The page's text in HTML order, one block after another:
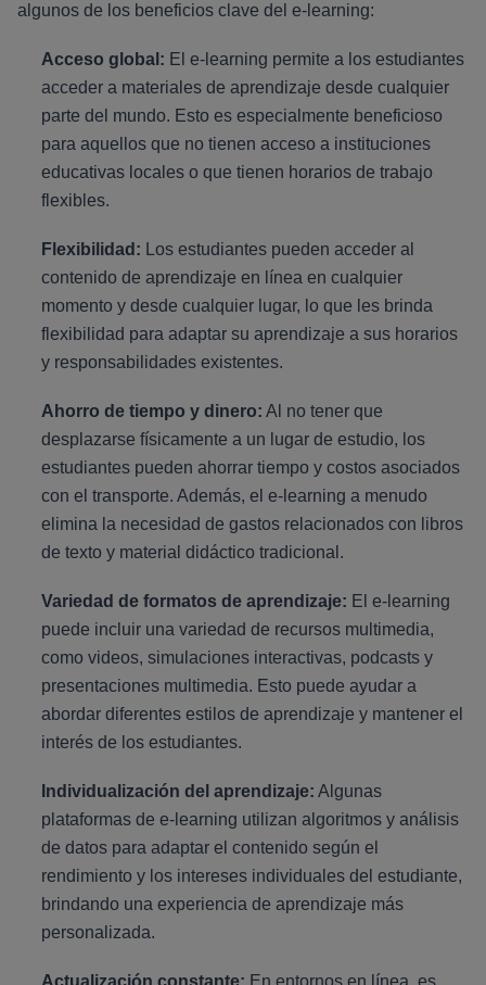
algunos de los beneficios clave del e-learning:
Acceso global: El e-learning permite a los estudiantes
acceder a materiales de aprendizaje desde cualquier
parte del mundo. Esto es especialmente beneficioso
para aquellos que no tienen acceso a instituciones
educativas locales o que tienen horarios de trabajo
flexibles.
Flexibilidad: Los estudiantes pueden acceder al
contenido de aprendizaje en línea en cualquier
momento y desde cualquier lugar, lo que les brinda
flexibilidad para adaptar su aprendizaje a sus horarios
y responsabilidades existentes.
Ahorro de tiempo y dinero: Al no tener que
desplazarse físicamente a un lugar de estudio, los
estudiantes pueden ahorrar tiempo y costos asociados
con el transporte. Además, el e-learning a menudo
elimina la necesidad de gastos relacionados con libros
de texto y material didáctico tradicional.
Variedad de formatos de aprendizaje: El e-learning
puede incluir una variedad de recursos multimedia,
como videos, simulaciones interactivas, podcasts y
presentaciones multimedia. Esto puede ayudar a
abordar diferentes estilos de aprendizaje y mantener el
interés de los estudiantes.
Individualización del aprendizaje: Algunas
plataformas de e-learning utilizan algoritmos y análisis
de datos para adaptar el contenido según el
rendimiento y los intereses individuales del estudiante,
brindando una experiencia de aprendizaje más
personalizada.
Actualización constante: En entornos en línea, es